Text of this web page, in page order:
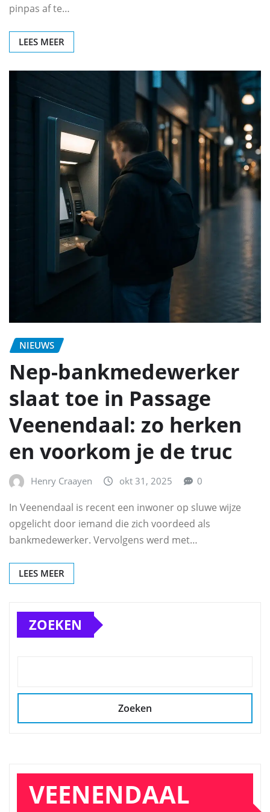
pinpas af te…
LEES MEER
NIEUWS
Nep-bankmedewerker
slaat toe in Passage
Veenendaal: zo herken
en voorkom je de truc
Henry Craayen okt 31, 2025 0
In Veenendaal is recent een inwoner op sluwe wijze
opgelicht door iemand die zich voordeed als
bankmedewerker. Vervolgens werd met…
LEES MEER
ZOEKEN
Zoeken
VEENENDAAL